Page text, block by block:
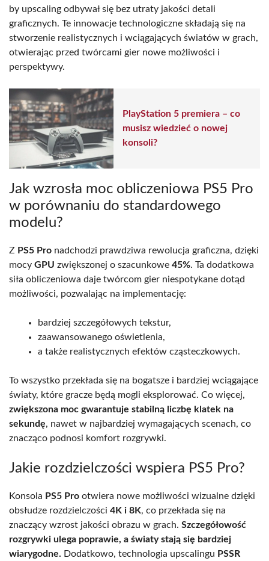
by upscaling odbywał się bez utraty jakości detali
graficznych. Te innowacje technologiczne składają się na
stworzenie realistycznych i wciągających światów w grach,
otwierając przed twórcami gier nowe możliwości i
perspektywy.
PlayStation 5 premiera – co
musisz wiedzieć o nowej
konsoli?
Jak wzrosła moc obliczeniowa PS5 Pro
w porównaniu do standardowego
modelu?
Z PS5 Pro nadchodzi prawdziwa rewolucja graficzna, dzięki
mocy GPU zwiększonej o szacunkowe 45%. Ta dodatkowa
siła obliczeniowa daje twórcom gier niespotykane dotąd
możliwości, pozwalając na implementację:
bardziej szczegółowych tekstur,
zaawansowanego oświetlenia,
a także realistycznych efektów cząsteczkowych.
To wszystko przekłada się na bogatsze i bardziej wciągające
światy, które gracze będą mogli eksplorować. Co więcej,
zwiększona moc gwarantuje stabilną liczbę klatek na
sekundę, nawet w najbardziej wymagających scenach, co
znacząco podnosi komfort rozgrywki.
Jakie rozdzielczości wspiera PS5 Pro?
Konsola PS5 Pro otwiera nowe możliwości wizualne dzięki
obsłudze rozdzielczości 4K i 8K, co przekłada się na
znaczący wzrost jakości obrazu w grach. Szczegółowość
rozgrywki ulega poprawie, a światy stają się bardziej
wiarygodne. Dodatkowo, technologia upscalingu PSSR